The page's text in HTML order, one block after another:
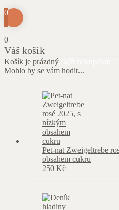
0
0
Váš košík
Košík je prázdný
Mohlo by se vám hodit...
Pet-nat Zweigeltrebe
obsahem cukru
250 Kč